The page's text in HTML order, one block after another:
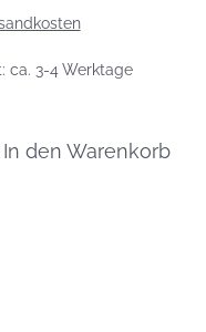
ca. 3-4 Werktage
In den Warenkorb